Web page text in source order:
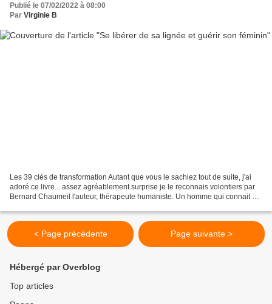
Publié le 07/02/2022 à 08:00
Par Virginie B
Les 39 clés de transformation Autant que vous le sachiez tout de suite, j'ai
adoré ce livre... assez agréablement surprise je le reconnais volontiers par
Bernard Chaumeil l'auteur, thérapeute humaniste. Un homme qui connait si
< Page précédente Page suivante >
Hébergé par Overblog
Top articles